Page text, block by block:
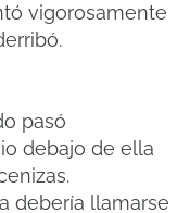
vigorosamente
pasó
debajo de ella
debería llamarse